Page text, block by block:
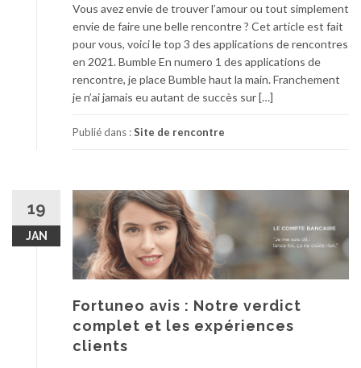
Vous avez envie de trouver l’amour ou tout simplement
envie de faire une belle rencontre ? Cet article est fait
pour vous, voici le top 3 des applications de rencontres
en 2021. Bumble En numero 1 des applications de
rencontre, je place Bumble haut la main. Franchement
je n’ai jamais eu autant de succès sur […]
Publié dans :Site de rencontre
19
JAN
Fortuneo avis : Notre verdict
complet et les expériences
clients